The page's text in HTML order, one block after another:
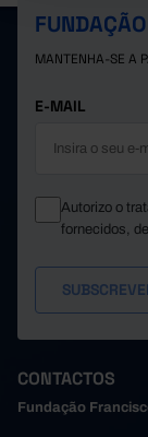
FUNDAÇÃO
MANTENHA-SE A
E-MAIL
Autorizo o
fornecidos,
CONTACTOS
Fundação